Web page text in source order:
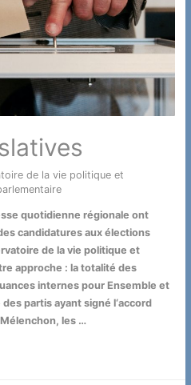
de la vie politique et
/ Par
quotidienne régionale ont
candidatures aux élections
de la vie politique et
approche : la totalité des
internes pour Ensemble et
partis ayant signé l‘accord
les …